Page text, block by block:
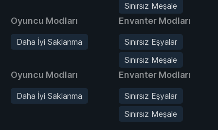
Sınırsız Meşale
Oyuncu Modları
Daha İyi Saklanma
Envanter Modları
Sınırsız Eşyalar
Sınırsız Meşale
Oyuncu Modları
Daha İyi Saklanma
Envanter Modları
Sınırsız Eşyalar
Sınırsız Meşale